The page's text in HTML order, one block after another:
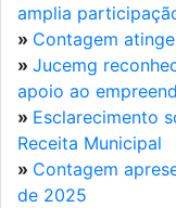
amplia
» Contagem
» Jucemg
apoio ao
» Esclarecimento
Receita Municipal
» Contagem
de 2025